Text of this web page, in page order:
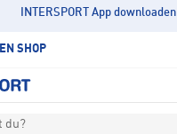
INTERSPORT App downloaden
SHOP
du?